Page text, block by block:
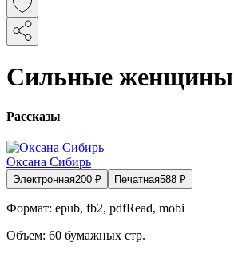
Сильные женщины
Рассказы
Оксана Сибирь
Электронная200 ₽ Печатная588 ₽
Формат: epub, fb2, pdfRead, mobi
Объем: 60 бумажных стр.